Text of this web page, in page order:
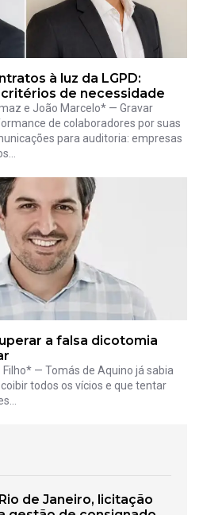
à luz da LGPD:
de necessidade
e João Marcelo* — Gravar
de colaboradores por suas
para auditoria: empresas
a falsa dicotomia
— Tomás de Aquino já sabia
todos os vícios e que tentar
de Janeiro, licitação